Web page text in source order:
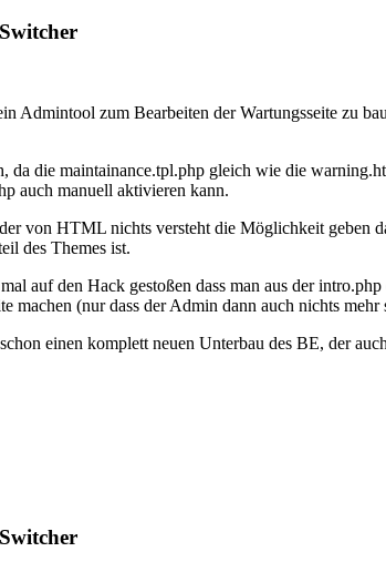
Admintool zum Bearbeiten der Wartungsseite zu
da die maintainance.tpl.php gleich wie die
auch manuell aktivieren kann.
von HTML nichts versteht die Möglichkeit geben
des Themes ist.
auf den Hack gestoßen dass man aus der
machen (nur dass der Admin dann auch nichts mehr
einen komplett neuen Unterbau des BE, der